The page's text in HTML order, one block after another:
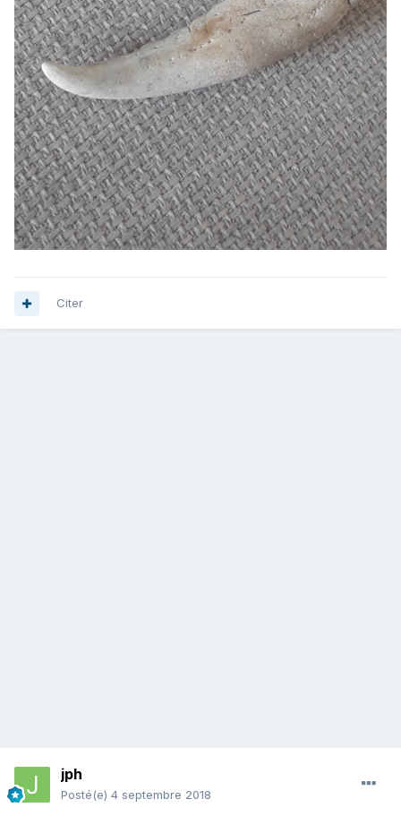
Citer
jph
Posté(e) 4 septembre 2018